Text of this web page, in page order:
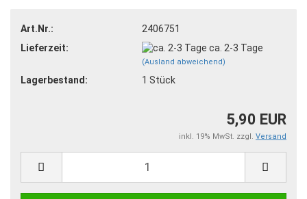
Art.Nr.:
2406751
Lieferzeit:
ca. 2-3 Tage
(Ausland abweichend)
Lagerbestand: 1 Stück
5,90 EUR
inkl. 19% MwSt. zzgl. Versand